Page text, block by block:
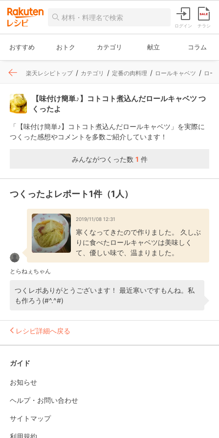
ログイン チラシ
おすすめ おトク カテゴリ 献立 コラム
楽天レシピトップ カテゴリ 定番の肉料理 ロールキャベツ ロー
【味付け簡単♪】コトコト煮込んだロールキャベツ つ
くったよ
「【味付け簡単♪】コトコト煮込んだロールキャベツ」を実際に
つくった感想やコメントを多数ご紹介しています！
みんながつくった数 1 件
つくったよレポート1件（1人）
2019/11/08 12:31
寒くなってきたので作りました。 久しぶ
りに食べたロールキャベツは美味しく
て、優しい味で、温まりました。
とらねぇちゃん
つくレポありがとうございます！ 最近寒いですもんね。私
も作ろう(#^.^#)
レシピ詳細へ戻る
ガイド
お知らせ
ヘルプ・お問い合わせ
サイトマップ
利用規約